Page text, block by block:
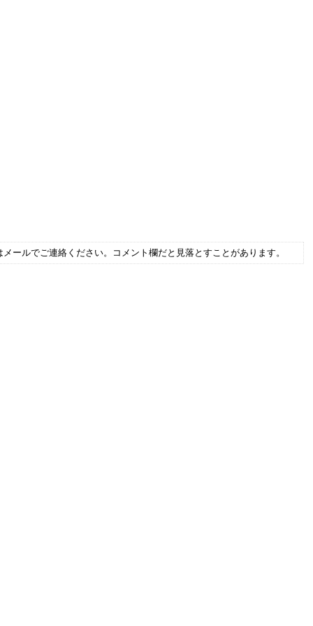
ールでご連絡ください。コメント欄だと見落とすことがあります。